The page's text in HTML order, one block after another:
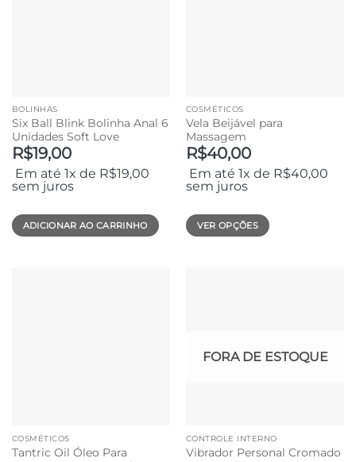
do
produto
BOLINHAS
Six Ball Blink Bolinha Anal 6
Unidades Soft Love
R$19,00
Em até 1x de R$19,00
sem juros
ADICIONAR AO CARRINHO
COSMÉTICOS
Vela Beijável para
Massagem
R$40,00
Em até 1x de R$40,00
sem juros
VER OPÇÕES
podem
do
COSMÉTICOS
Tantric Oil Óleo Para
FORA DE ESTOQUE
CONTROLE INTERNO
Vibrador Personal Cromado